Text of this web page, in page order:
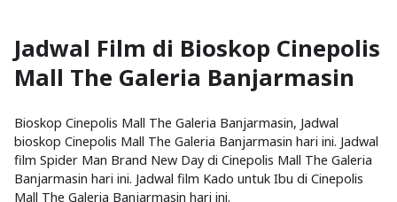
Jadwal Film di Bioskop Cinepolis
Mall The Galeria Banjarmasin
Bioskop Cinepolis Mall The Galeria Banjarmasin, Jadwal
bioskop Cinepolis Mall The Galeria Banjarmasin hari ini. Jadwal
film Spider Man Brand New Day di Cinepolis Mall The Galeria
Banjarmasin hari ini. Jadwal film Kado untuk Ibu di Cinepolis
Mall The Galeria Banjarmasin hari ini.